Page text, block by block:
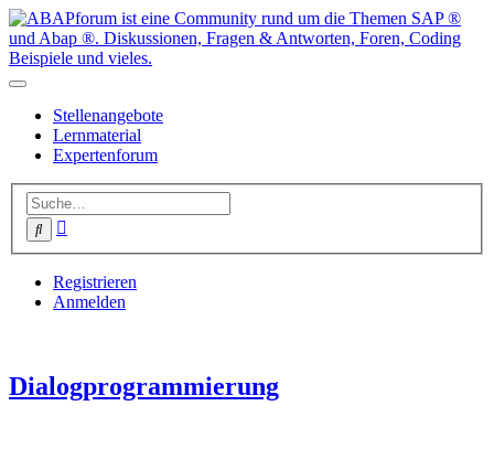
Stellenangebote
Lernmaterial
Expertenforum
Suche
Registrieren
Anmelden
Dialogprogrammierung